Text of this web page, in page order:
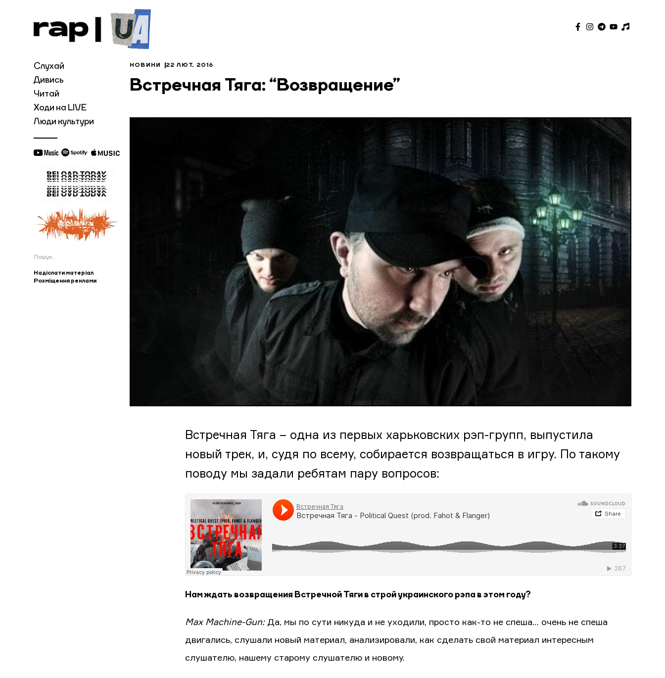
Слухай
Дивись
Читай
Ходи на LIVE
Люди культури
Пошук:
Надіслати матеріал
Розміщення реклами
НОВИНИ 22 ЛЮТ, 2016
Встречная Тяга: “Возвращение”
Встречная Тяга – одна из первых харьковских рэп-групп, выпустила
новый трек, и, судя по всему, собирается возвращаться в игру. По такому
поводу мы задали ребятам пару вопросов:
Нам ждать возвращения Встречной Тяги в строй украинского рэпа в этом году?
Max Machine-Gun:Да, мы по сути никуда и не уходили, просто как-то не спеша… очень не спеша
двигались, слушали новый материал, анализировали, как сделать свой материал интересным
слушателю, нашему старому слушателю и новому.